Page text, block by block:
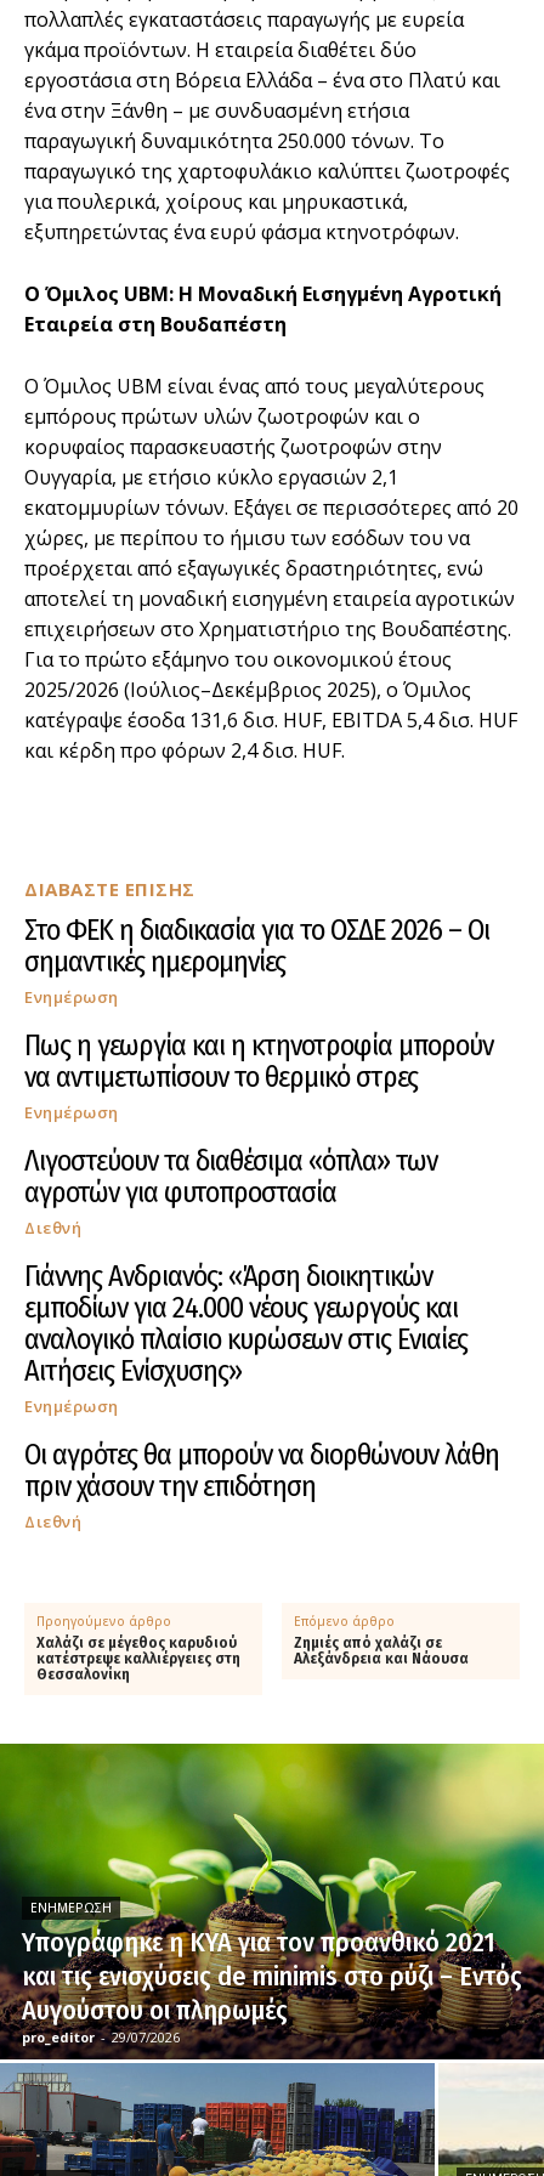
ΔΙΑΒΑΣΤΕ ΕΠΙΣΗΣ
Στο ΦΕΚ η διαδικασία για το ΟΣΔΕ 2026 – Οι
σημαντικές ημερομηνίες
Ενημέρωση
Πως η γεωργία και η κτηνοτροφία μπορούν
να αντιμετωπίσουν το θερμικό στρες
Ενημέρωση
Λιγοστεύουν τα διαθέσιμα «όπλα» των
αγροτών για φυτοπροστασία
Διεθνή
Γιάννης Ανδριανός: «Άρση διοικητικών
εμποδίων για 24.000 νέους γεωργούς και
αναλογικό πλαίσιο κυρώσεων στις Ενιαίες
Αιτήσεις Ενίσχυσης»
Ενημέρωση
Οι αγρότες θα μπορούν να διορθώνουν λάθη
πριν χάσουν την επιδότηση
Διεθνή
πολλαπλές εγκαταστάσεις παραγωγής με ευρεία
γκάμα προϊόντων. Η εταιρεία διαθέτει δύο
εργοστάσια στη Βόρεια Ελλάδα – ένα στο Πλατύ και
ένα στην Ξάνθη – με συνδυασμένη ετήσια
παραγωγική δυναμικότητα 250.000 τόνων. Το
παραγωγικό της χαρτοφυλάκιο καλύπτει ζωοτροφές
για πουλερικά, χοίρους και μηρυκαστικά,
εξυπηρετώντας ένα ευρύ φάσμα κτηνοτρόφων.
Ο Όμιλος UBM: Η Μοναδική Εισηγμένη Αγροτική
Εταιρεία στη Βουδαπέστη
Ο Όμιλος UBM είναι ένας από τους μεγαλύτερους
εμπόρους πρώτων υλών ζωοτροφών και ο
κορυφαίος παρασκευαστής ζωοτροφών στην
Ουγγαρία, με ετήσιο κύκλο εργασιών 2,1
εκατομμυρίων τόνων. Εξάγει σε περισσότερες από 20
χώρες, με περίπου το ήμισυ των εσόδων του να
προέρχεται από εξαγωγικές δραστηριότητες, ενώ
αποτελεί τη μοναδική εισηγμένη εταιρεία αγροτικών
επιχειρήσεων στο Χρηματιστήριο της Βουδαπέστης.
Για το πρώτο εξάμηνο του οικονομικού έτους
2025/2026 (Ιούλιος–Δεκέμβριος 2025), ο Όμιλος
κατέγραψε έσοδα 131,6 δισ. HUF, EBITDA 5,4 δισ. HUF
και κέρδη προ φόρων 2,4 δισ. HUF.
Προηγούμενο άρθρο
Χαλάζι σε μέγεθος καρυδιού
κατέστρεψε καλλιέργειες στη
Θεσσαλονίκη
Επόμενο άρθρο
Ζημιές από χαλάζι σε
Αλεξάνδρεια και Νάουσα
ΕΝΗΜΈΡΩΣΗ
Υπογράφηκε η ΚΥΑ για τον προανθικό 2021
και τις ενισχύσεις de minimis στο ρύζι – Εντός
Αυγούστου οι πληρωμές
pro_editor - 29/07/2026